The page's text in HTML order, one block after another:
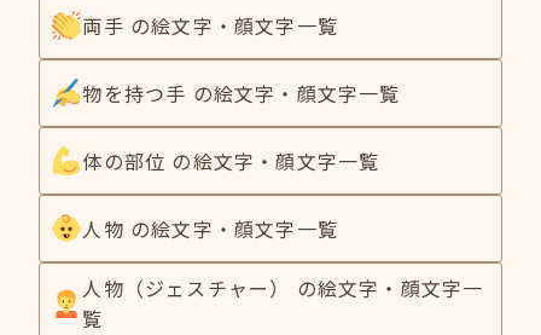
両手 の絵文字・顔文字一覧
物を持つ手 の絵文字・顔文字一覧
体の部位 の絵文字・顔文字一覧
人物 の絵文字・顔文字一覧
人物（ジェスチャー） の絵文字・顔文字一
覧